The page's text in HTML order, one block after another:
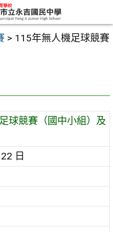
> 115年無人機足球競賽
球競賽（國中小組）及
日